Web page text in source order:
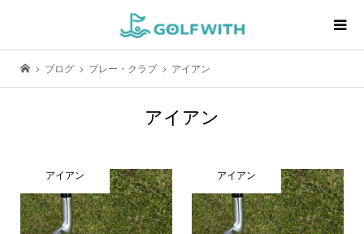
ブログ プレー・クラブ アイアン
アイアン
アイアン アイアン